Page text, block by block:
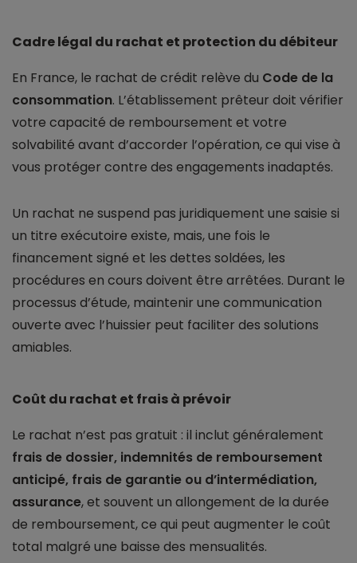
Cadre légal du rachat et protection du débiteur
En France, le rachat de crédit relève du Code de la
consommation. L’établissement prêteur doit vérifier
votre capacité de remboursement et votre
solvabilité avant d’accorder l’opération, ce qui vise à
vous protéger contre des engagements inadaptés.
Un rachat ne suspend pas juridiquement une saisie si
un titre exécutoire existe, mais, une fois le
financement signé et les dettes soldées, les
procédures en cours doivent être arrêtées. Durant le
processus d’étude, maintenir une communication
ouverte avec l’huissier peut faciliter des solutions
amiables.
Coût du rachat et frais à prévoir
Le rachat n’est pas gratuit : il inclut généralement
frais de dossier, indemnités de remboursement
anticipé, frais de garantie ou d’intermédiation,
assurance, et souvent un allongement de la durée
de remboursement, ce qui peut augmenter le coût
total malgré une baisse des mensualités.